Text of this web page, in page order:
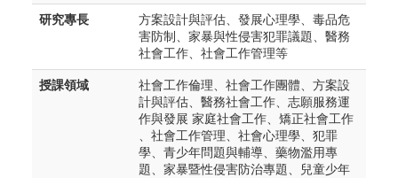
研究專長
方案設計與評估、發展心理學、毒品危
害防制、家暴與性侵害犯罪議題、醫務
社會工作、社會工作管理等
授課領域
社會工作倫理、社會工作團體、方案設
計與評估、醫務社會工作、志願服務運
作與發展 家庭社會工作、矯正社會工作
、社會工作管理、社會心理學、犯罪
學、青少年問題與輔導、藥物濫用專
題、家暴暨性侵害防治專題、兒童少年